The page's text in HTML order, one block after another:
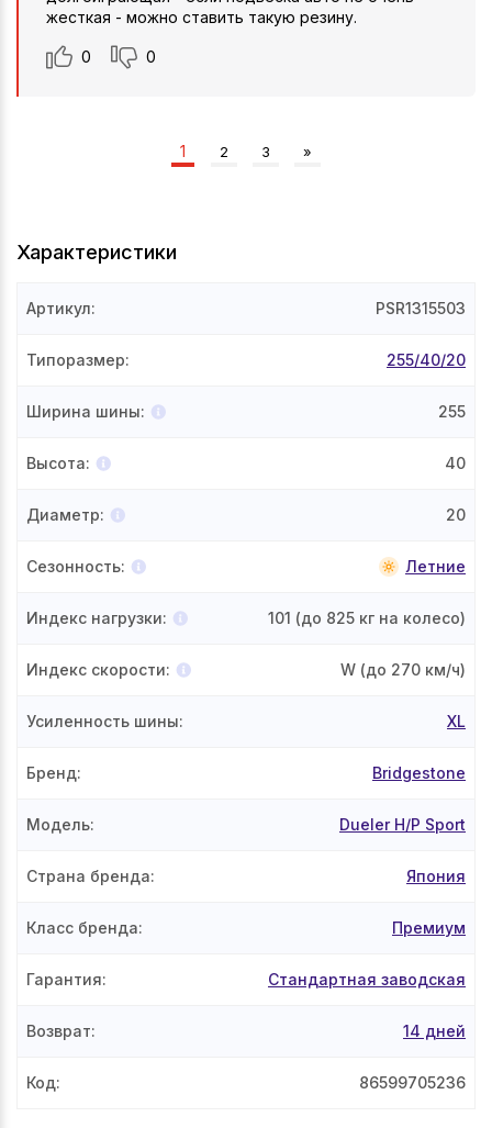
Характеристики
Артикул: PSR1315503
Типоразмер: 255/40/20
Ширина шины: 255
Высота: 40
Диаметр: 20
Сезонность: Летние
Индекс нагрузки: 101 (до 825 кг на колесо)
Индекс скорости: W (до 270 км/ч)
Усиленность шины: XL
Бренд: Bridgestone
Модель: Dueler H/P Sport
Страна бренда: Япония
Класс бренда: Премиум
Гарантия: Стандартная заводская
Возврат: 14 дней
Код: 86599705236
жесткая - можно ставить такую резину.
0 0
1 2 3 »